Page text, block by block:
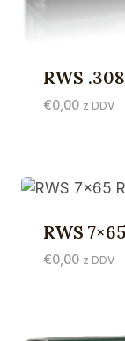
RWS
€0,00 z DDV
RWS
€0,00 z DDV